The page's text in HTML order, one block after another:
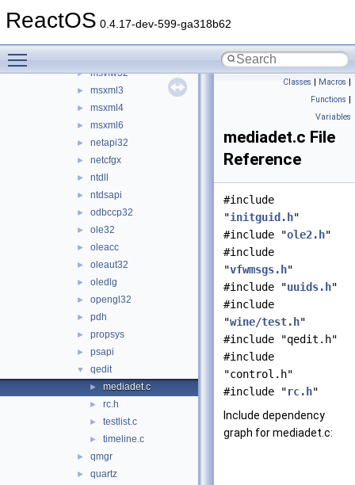
ReactOS 0.4.17-dev-599-ga318b62
► mstask
► msvfw32
► msxml3
► msxml4
► msxml6
► netapi32
► netcfgx
► ntdll
► ntdsapi
► odbccp32
► ole32
► oleacc
► oleaut32
► oledlg
► opengl32
► pdh
► propsys
► psapi
▼ qedit
► mediadet.c
► rc.h
► testlist.c
► timeline.c
► qmgr
► quartz
Classes | Macros |
Functions |
Variables
mediadet.c File
Reference
#include
"initguid.h"
#include "ole2.h"
#include
"vfwmsgs.h"
#include "uuids.h"
#include
"wine/test.h"
#include "qedit.h"
#include
"control.h"
#include "rc.h"
Include dependency
graph for mediadet.c: